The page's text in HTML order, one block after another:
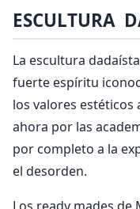
ESCULTURA
La escultura
fuerte espíritu
los valores estéticos
ahora por las
por completo a la
el desorden.